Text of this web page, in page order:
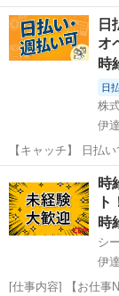
OK！「自動車/鉄道
代～40代のスタッフが多数活躍中★ 【
しの方必見！ 「...
福島 伊達郡
日
オ
時
日
株
伊
【キャッチ】 日払
ョン」【経験者カン
充実♪土日祝休!高時給1550円！ 【コメント】
きませんか♪／ 「...
伊達郡
時
時
シ
伊
[仕事内容] 【お仕事